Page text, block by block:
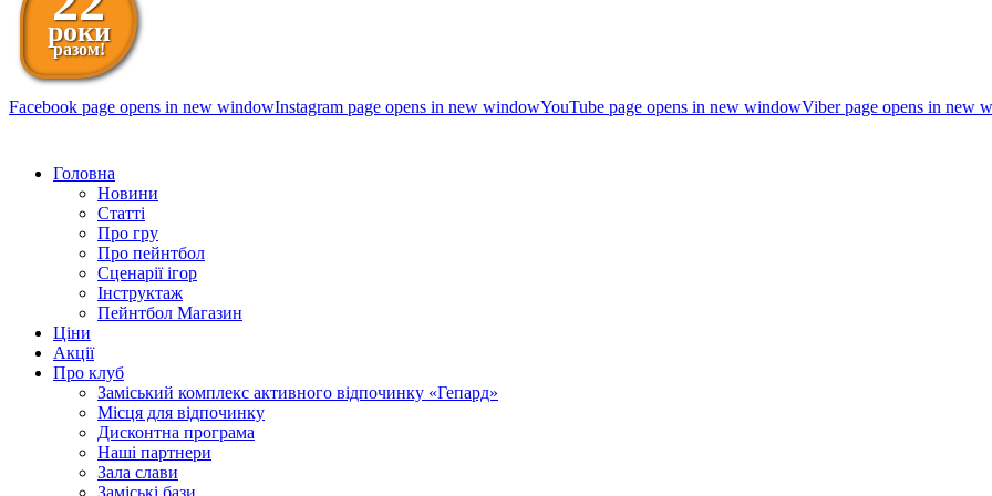
роки
разом!
Facebook page opens in new windowInstagram page opens in new windowYouTube page opens in new windowViber page opens in new
Головна
Новини
Статті
Про гру
Про пейнтбол
Сценарії ігор
Інструктаж
Пейнтбол Магазин
Ціни
Акції
Про клуб
Заміський комплекс активного відпочинку «Гепард»
Місця для відпочинку
Дисконтна програма
Наші партнери
Зала слави
Заміські бази